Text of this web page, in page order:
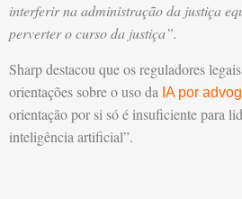
interferir na administração da justiça
perverter o curso da justiça”.
Sharp destacou que os reguladores
orientações sobre o uso da IA por
orientação por si só é insuficiente para
inteligência artificial”.